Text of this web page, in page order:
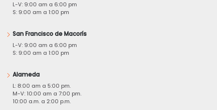
L-V: 9:00 am a 6:00 pm
S: 9:00 am a 1:00 pm
San Francisco de Macorís
L-V: 9:00 am a 6:00 pm
S: 9:00 am a 1:00 pm
Alameda
L: 8:00 am a 5:00 pm.
M-V: 10:00 am a 7:00 pm.
10:00 a.m. a 2:00 p.m.